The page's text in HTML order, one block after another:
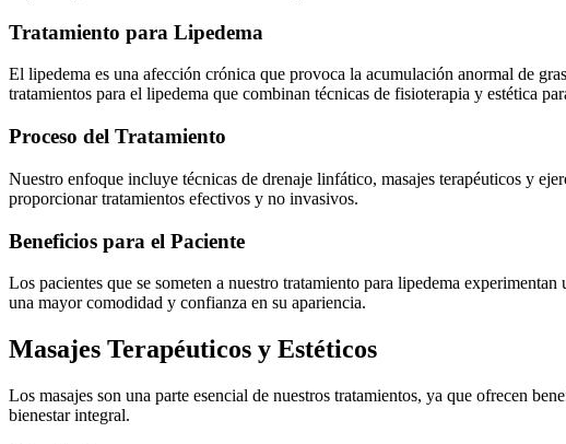
Tratamiento para Lipedema
El lipedema es una afección crónica que provoca la acumulación anormal de
tratamientos para el lipedema que combinan técnicas de fisioterapia y estética
Proceso del Tratamiento
Nuestro enfoque incluye técnicas de drenaje linfático, masajes terapéuticos y
proporcionar tratamientos efectivos y no invasivos.
Beneficios para el Paciente
Los pacientes que se someten a nuestro tratamiento para lipedema
una mayor comodidad y confianza en su apariencia.
Masajes Terapéuticos y Estéticos
Los masajes son una parte esencial de nuestros tratamientos, ya que ofrecen
bienestar integral.